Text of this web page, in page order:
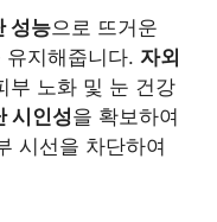
성능으로 뜨거운
지해줍니다. 자외
부 노화 및 눈 건강
시인성을 확보하여
시선을 차단하여